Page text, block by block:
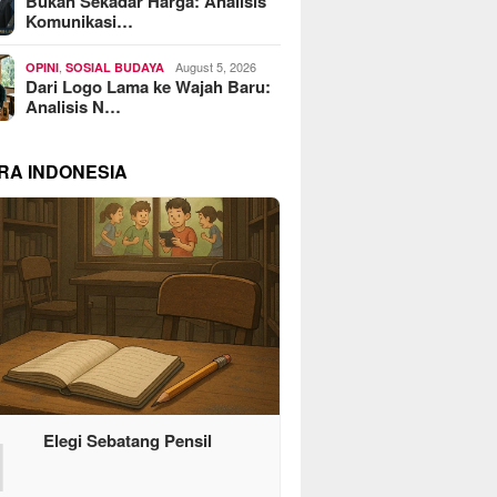
Komunikasi…
OPINI ,SOSIAL BUDAYA August 5, 2026
Dari Logo Lama ke Wajah Baru:
Analisis N…
INDONESIA
Elegi Sebatang Pensil